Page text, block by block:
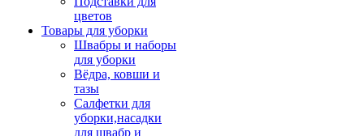
цветов
Товары для уборки
Швабры и наборы
для уборки
Вёдра, ковши и
тазы
Салфетки для
уборки,насадки
для швабр и